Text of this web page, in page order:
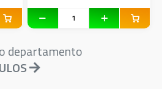
departamento